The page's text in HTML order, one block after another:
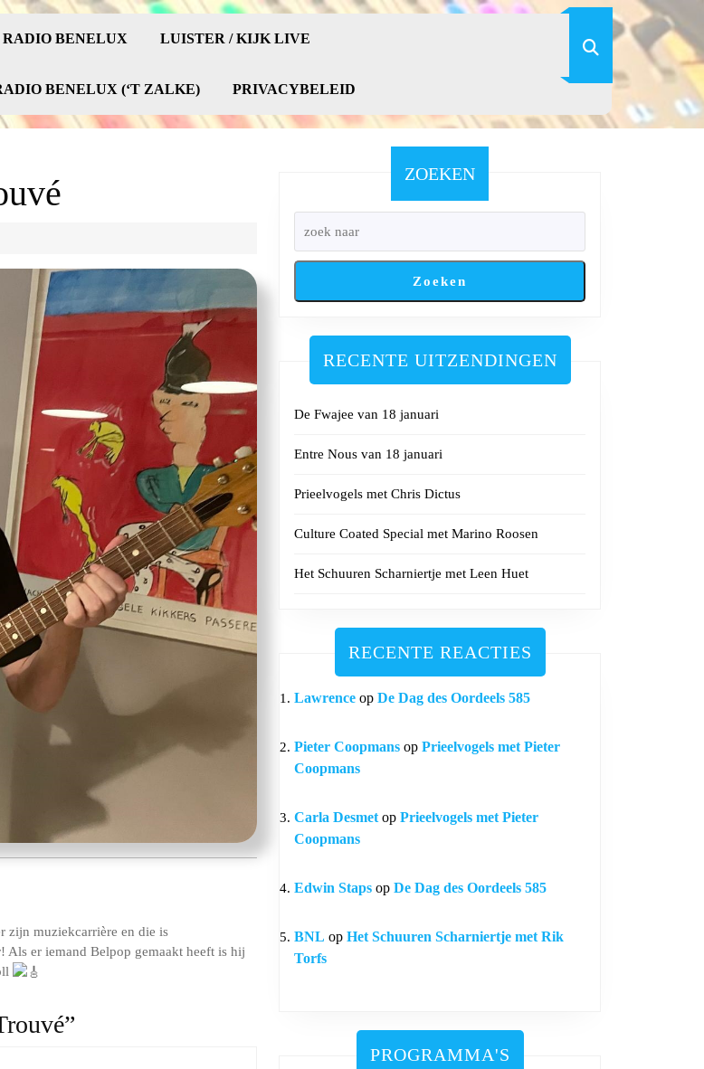
RADIO BENELUX LUISTER / KIJK LIVE
BENELUX (‘T ZALKE) PRIVACYBELEID
zijn muziekcarrière en die is
Als er iemand Belpop gemaakt heeft is hij
ZOEKEN
Zoeken
RECENTE UITZENDINGEN
De Fwajee van 18 januari
Entre Nous van 18 januari
Prieelvogels met Chris Dictus
Culture Coated Special met Marino Roosen
Het Schuuren Scharniertje met Leen Huet
RECENTE REACTIES
Lawrence op De Dag des Oordeels 585
Pieter Coopmans op Prieelvogels met Pieter
Coopmans
Carla Desmet op Prieelvogels met Pieter
Coopmans
Edwin Staps op De Dag des Oordeels 585
BNL op Het Schuuren Scharniertje met Rik
Torfs
PROGRAMMA'S